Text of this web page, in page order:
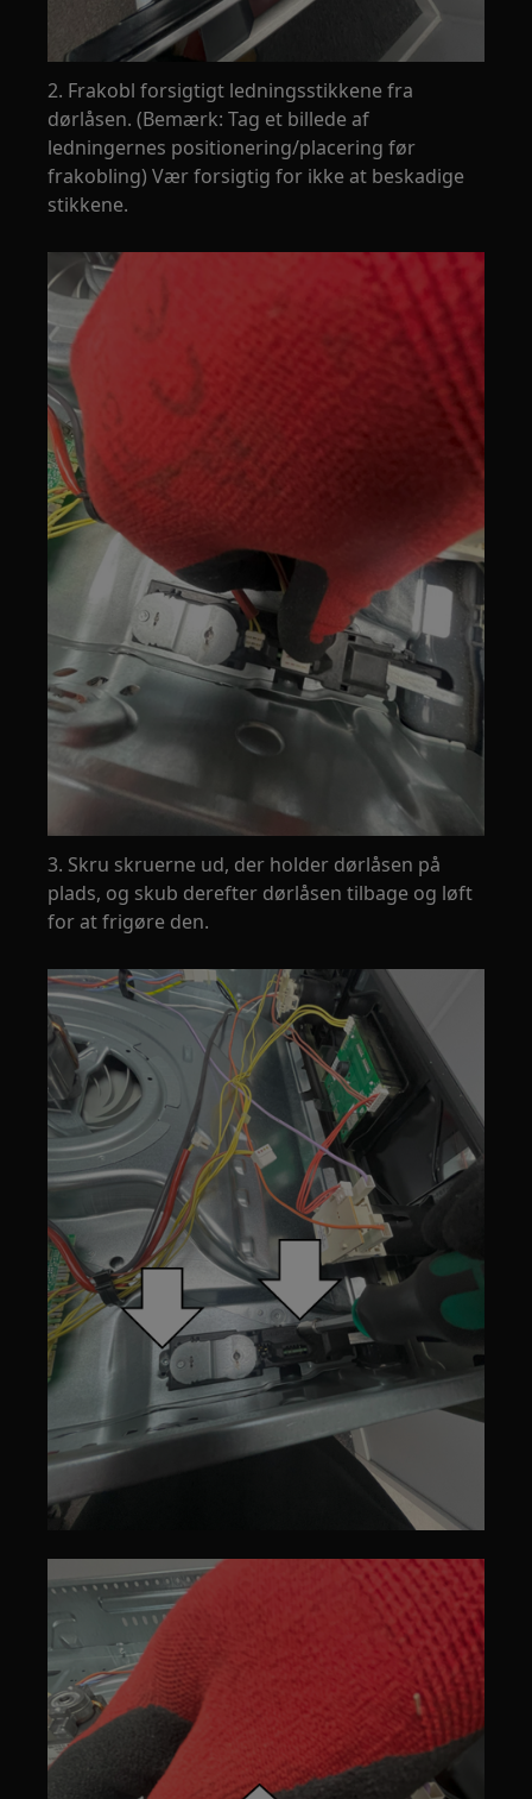
2. Frakobl forsigtigt ledningsstikkene fra
dørlåsen. (Bemærk: Tag et billede af
ledningernes positionering/placering før
frakobling) Vær forsigtig for ikke at beskadige
stikkene.
3. Skru skruerne ud, der holder dørlåsen på
plads, og skub derefter dørlåsen tilbage og løft
for at frigøre den.